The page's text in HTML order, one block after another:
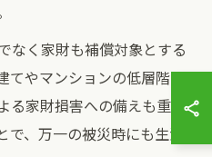
なく家財も補償対象とする
てやマンションの低層階に
る家財損害への備えも重要
、万一の被災時にも生活